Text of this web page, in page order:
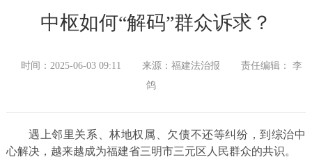
中枢如何“解码”群众诉求？
时间：2025-06-03 09:11 来源：福建法治报
责任编辑： 李
鸽
遇上邻里关系、林地权属、欠债不还等纠纷，到综治中
心解决，越来越成为福建省三明市三元区人民群众的共识。